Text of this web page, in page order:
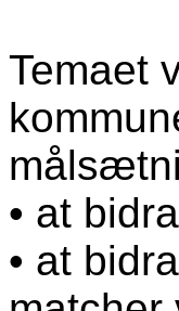
Temaet
• at
• at